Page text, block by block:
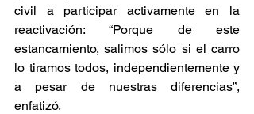
civil a participar activamente en la
reactivación: “Porque de este
estancamiento, salimos sólo si el carro
lo tiramos todos, independientemente y
a pesar de nuestras diferencias”,
enfatizó.